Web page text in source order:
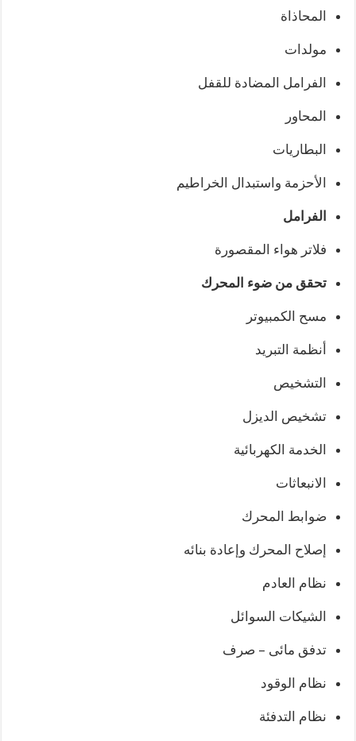
المحاذاة
مولدات
الفرامل المضادة للقفل
المحاور
البطاريات
الأحزمة واستبدال الخراطيم
الفرامل
فلاتر هواء المقصورة
تحقق من ضوء المحرك
مسح الكمبيوتر
أنظمة التبريد
التشخيص
تشخيص الديزل
الخدمة الكهربائية
الانبعاثات
ضوابط المحرك
إصلاح المحرك وإعادة بنائه
نظام العادم
الشيكات السوائل
تدفق مائى – صرف
نظام الوقود
نظام التدفئة